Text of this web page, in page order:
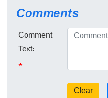
Comments
Comment
Text:
*